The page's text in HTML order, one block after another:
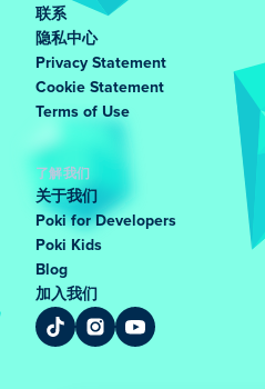
联系
隐私中心
Privacy Statement
Cookie Statement
Terms of Use
了解我们
关于我们
Poki for Developers
Poki Kids
Blog
加入我们